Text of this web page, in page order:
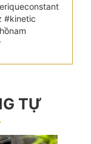
#kinetic
TỰ